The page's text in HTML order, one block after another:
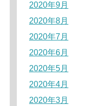
2020年9月
2020年8月
2020年7月
2020年6月
2020年5月
2020年4月
2020年3月